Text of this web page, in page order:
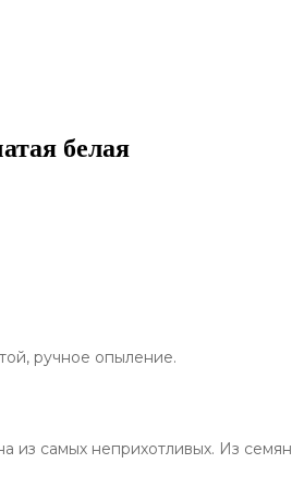
белая
ручное опыление.
из самых неприхотливых. Из семян